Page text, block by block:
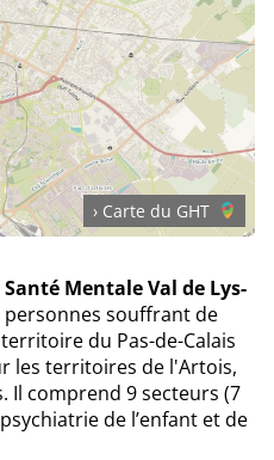
› Carte du GHT
Mentale Val de Lys-
personnes souffrant de
du Pas-de-Calais
les territoires de l'Artois,
Il comprend 9 secteurs (7
de l’enfant et de